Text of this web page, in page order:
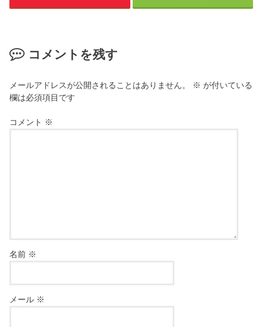
コメントを残す
メールアドレスが公開されることはありません。 ※ が付いている
欄は必須項目です
コメント ※
名前 ※
メール ※